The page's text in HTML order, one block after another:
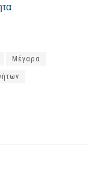
Μέγαρα